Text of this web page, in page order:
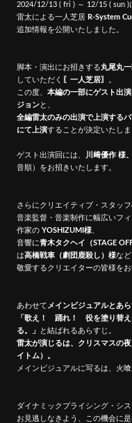
2024/12/13 ( fri ) ～ 12/15 ( sun )
雷太による一人芝居 R-System
追加情報を公開いたしました。
脚本・演出にお招きする丸尾丸
していただく
〖一人芝居〗
この度、 本編の一部にゲスト出
ジョンと、
全編雷太のみの出演で上演する
にて上演することが決定いたしま
ゲスト出演回には、 川﨑優作 様
音順）をお招きいたします。
さらにクリエイティブ・スタッフ
音楽監督・音楽制作に幅広いフ
作家の YOSHIZUMI様
音響に青木タクヘイ（STAGE
は高橋戦車（劇団鹿殺し）様など
敬愛するクリエイターの皆様をお
あわせて メインビジュアルとあ
「歌え！ 踊れ！ 役を塗り替
る。」
と結ばれるあらすじ。
雷太が演じるは、クリスマスの
イトム）。
メインビジュアルに写るは、火
ダイナミックプライシング・シ
お見逃しなきよう、この機会に